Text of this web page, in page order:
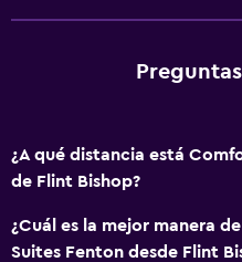
Comedor
Nevera
Cafetera
¿A qué distancia está
de Flint Bishop?
¿Cuál es la mejor manera
Suites Fenton desde Flint